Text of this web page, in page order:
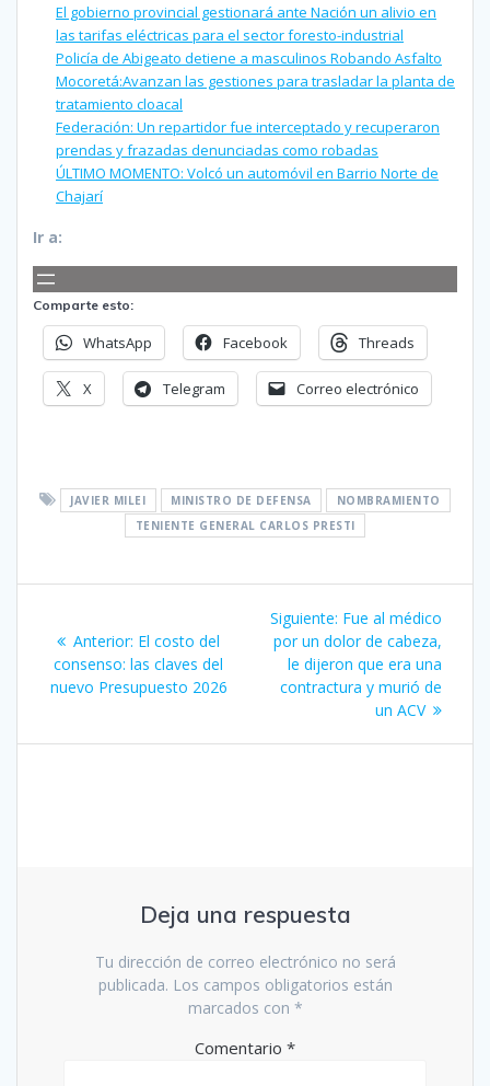
El gobierno provincial gestionará ante Nación un alivio en
las tarifas eléctricas para el sector foresto-industrial
Policía de Abigeato detiene a masculinos Robando Asfalto
Mocoretá:Avanzan las gestiones para trasladar la planta de
tratamiento cloacal
Federación: Un repartidor fue interceptado y recuperaron
prendas y frazadas denunciadas como robadas
ÚLTIMO MOMENTO: Volcó un automóvil en Barrio Norte de
Chajarí
Ir a:
Comparte esto:
WhatsApp Facebook Threads
X Telegram Correo electrónico
JAVIER MILEI MINISTRO DE DEFENSA
NOMBRAMIENTO
TENIENTE GENERAL CARLOS PRESTI
de
entradas
Anterior: Entrada
anterior:
El costo del
consenso: las claves del
nuevo Presupuesto 2026
Siguiente: Siguiente
entrada:
Fue al médico
por un dolor de cabeza,
le dijeron que era una
contractura y murió de
un ACV
Deja una respuesta
Tu dirección de correo electrónico no será
publicada. Los campos obligatorios están
marcados con *
Comentario *